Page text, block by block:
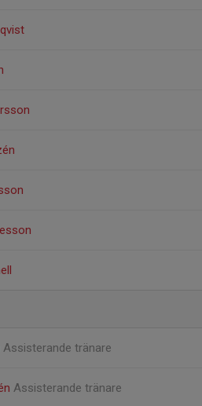
Assisterande tränare
Assisterande tränare